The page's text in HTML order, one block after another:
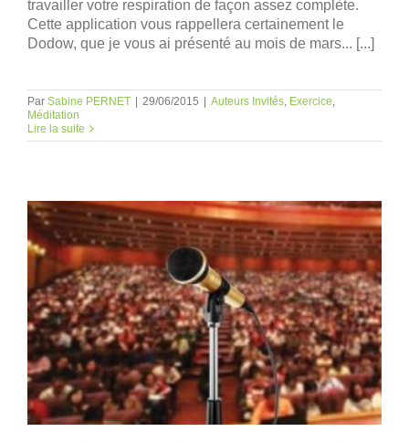
travailler votre respiration de façon assez complète.
Cette application vous rappellera certainement le
Dodow, que je vous ai présenté au mois de mars... [...]
Par Sabine PERNET 29/06/2015 Auteurs Invités, Exercice,
Méditation
Lire la suite